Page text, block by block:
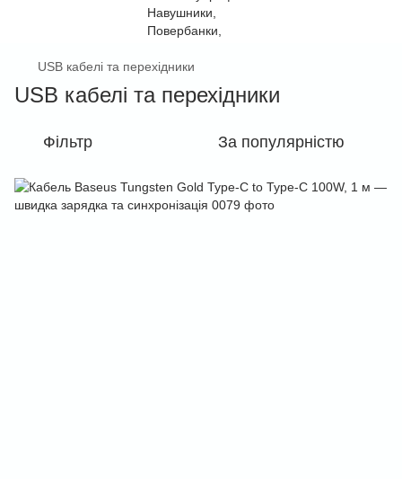
USB кабелі та перехідники
USB кабелі та перехідники
Фільтр За популярністю